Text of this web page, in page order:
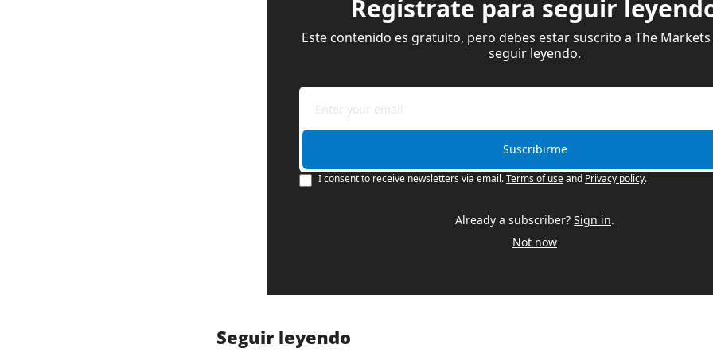
Regístrate para seguir
Este contenido es gratuito, pero debes estar suscrito a The Markets
seguir leyendo.
Suscribirme
I consent to receive newsletters via email.Terms of useand Privacy policy.
Already a subscriber? Sign in.
Not now
Seguir leyendo